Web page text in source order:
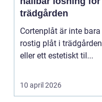
trädgården
Cortenplåt är inte bara
rostig plåt i trädgården
eller ett estetiskt til...
10 april 2026